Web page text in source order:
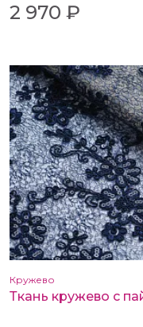
2 970 ₽
Кружево